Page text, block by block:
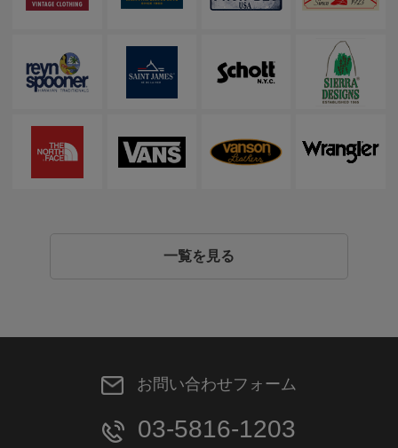
一覧を見る
お問い合わせフォーム
03-5816-1203